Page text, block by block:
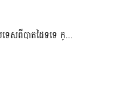
េសពីបាតដៃទទេ ក្...